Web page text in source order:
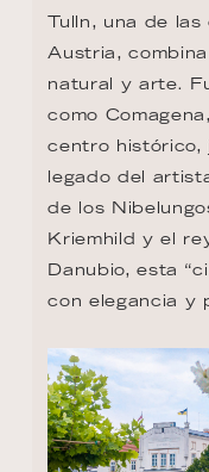
Tulln, una de
Austria,
natural y arte.
como
centro histórico,
legado del
de los
Kriemhild y el
Danubio, esta
con elegancia y